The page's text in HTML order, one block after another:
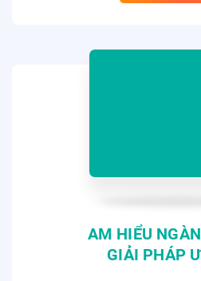
AM HIỂU
GIẢI PHÁP